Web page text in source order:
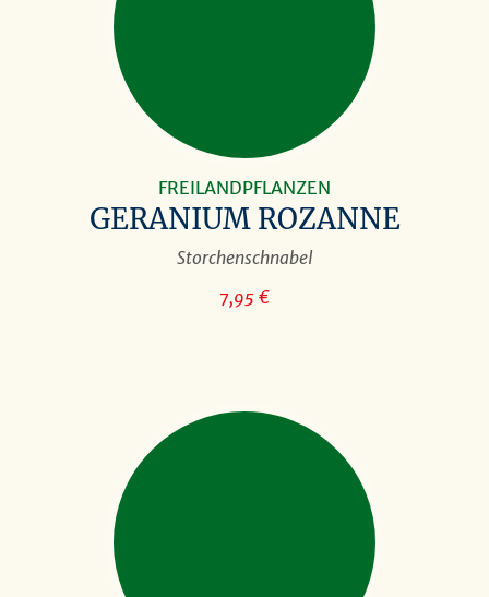
GERANIUM ROZANNE
FREILANDPFLANZEN
Storchenschnabel
7,95 €